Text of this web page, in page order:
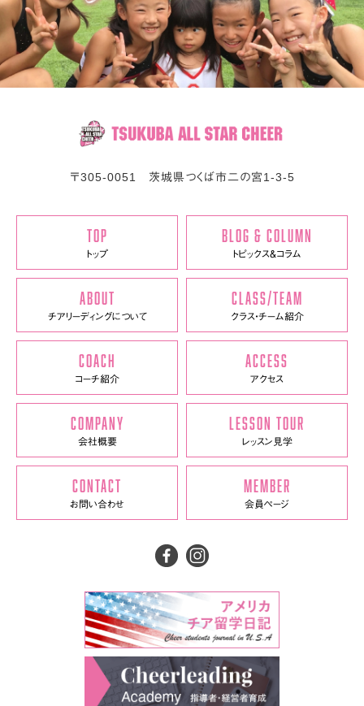
〒305-0051 茨城県つくば市二の宮1-3-5
TOP
トップ
BLOG & COLUMN
トピックス＆コラム
ABOUT
チアリーディングについて
CLASS/TEAM
クラス・チーム紹介
COACH
コーチ紹介
ACCESS
アクセス
COMPANY
会社概要
LESSON TOUR
レッスン見学
CONTACT
お問い合わせ
MEMBER
会員ページ